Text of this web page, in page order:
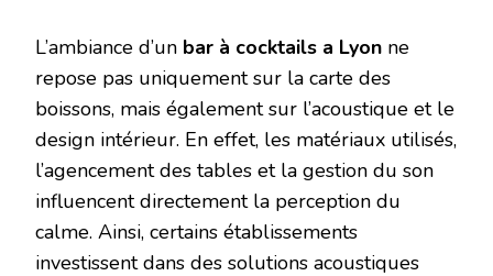
L’ambiance d’un bar à cocktails a Lyon ne
repose pas uniquement sur la carte des
boissons, mais également sur l’acoustique et le
design intérieur. En effet, les matériaux utilisés,
l’agencement des tables et la gestion du son
influencent directement la perception du
calme. Ainsi, certains établissements
investissent dans des solutions acoustiques